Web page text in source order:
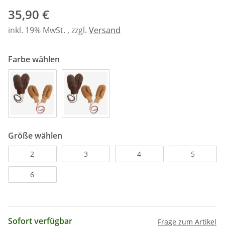
35,90 €
inkl. 19% MwSt. , zzgl. Versand
Farbe wählen
Größe wählen
2 3 4 5
6
Sofort verfügbar Frage zum Artikel